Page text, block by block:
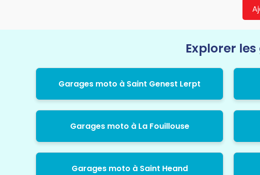
Explorer
Garages moto à Saint Genest Lerpt
Garages moto à La Fouillouse
Garages moto à Saint Heand